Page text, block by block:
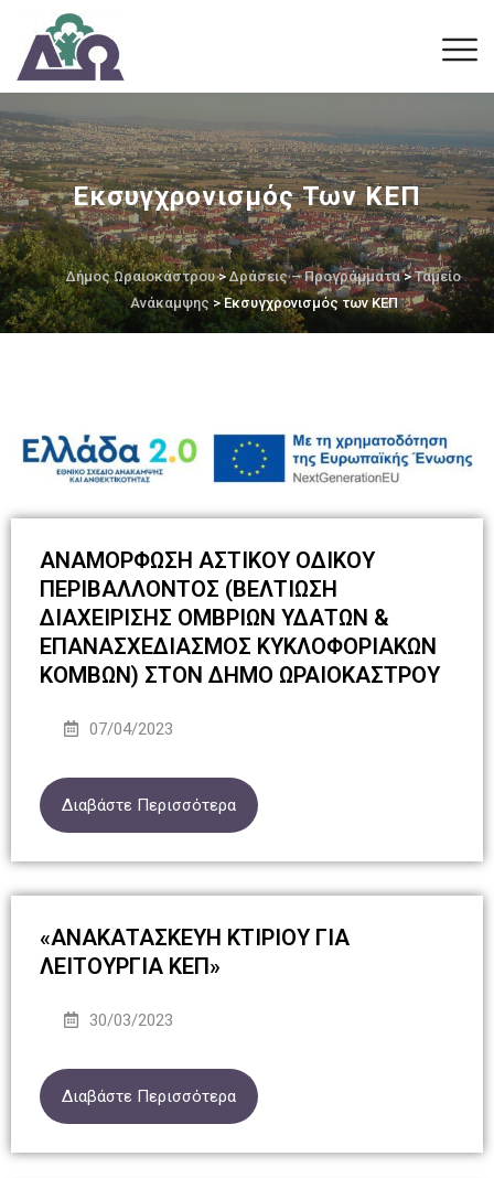
Εκσυγχρονισμός Των ΚΕΠ
Δήμος Ωραιοκάστρου>Δράσεις – Προγράμματα>Ταμείο
Ανάκαμψης> Εκσυγχρονισμός των ΚΕΠ
ΑΝΑΜΟΡΦΩΣΗ ΑΣΤΙΚΟΥ ΟΔΙΚΟΥ
ΠΕΡΙΒΑΛΛΟΝΤΟΣ (ΒΕΛΤΙΩΣΗ
ΔΙΑΧΕΙΡΙΣΗΣ ΟΜΒΡΙΩΝ ΥΔΑΤΩΝ &
ΕΠΑΝΑΣΧΕΔΙΑΣΜΟΣ ΚΥΚΛΟΦΟΡΙΑΚΩΝ
ΚΟΜΒΩΝ) ΣΤΟΝ ΔΗΜΟ ΩΡΑΙΟΚΑΣΤΡΟΥ
07/04/2023
Διαβάστε Περισσότερα
«ΑΝΑΚΑΤΑΣΚΕΥΗ ΚΤΙΡΙΟΥ ΓΙΑ
ΛΕΙΤΟΥΡΓΙΑ ΚΕΠ»
30/03/2023
Διαβάστε Περισσότερα